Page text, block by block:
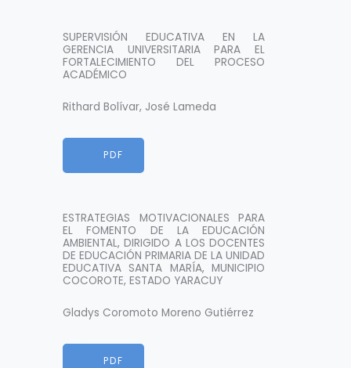
SUPERVISIÓN EDUCATIVA EN LA
GERENCIA UNIVERSITARIA PARA EL
FORTALECIMIENTO DEL PROCESO
ACADÉMICO
Rithard Bolívar, José Lameda
HTMLPDF
ESTRATEGIAS MOTIVACIONALES PARA
EL FOMENTO DE LA EDUCACIÓN
AMBIENTAL, DIRIGIDO A LOS DOCENTES
DE EDUCACIÓN PRIMARIA DE LA UNIDAD
EDUCATIVA SANTA MARÍA, MUNICIPIO
COCOROTE, ESTADO YARACUY
Gladys Coromoto Moreno Gutiérrez
HTMLPDF